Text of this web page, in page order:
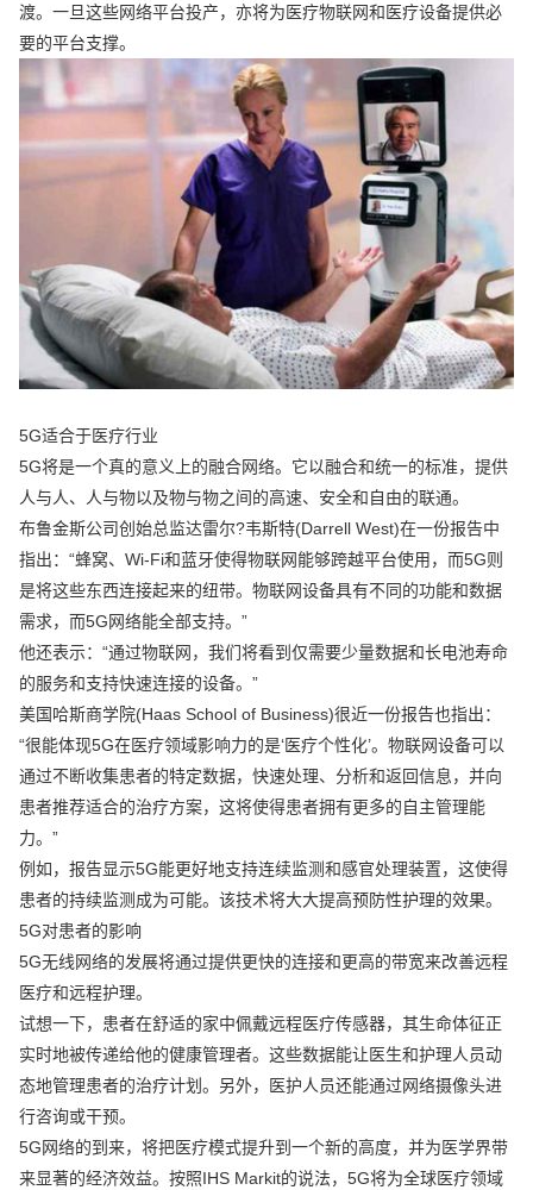
渡。一旦这些网络平台投产，亦将为医疗物联网和医疗设备提供必
要的平台支撑。
5G适合于医疗行业
5G将是一个真的意义上的融合网络。它以融合和统一的标准，提供
人与人、人与物以及物与物之间的高速、安全和自由的联通。
布鲁金斯公司创始总监达雷尔?韦斯特(Darrell West)在一份报告中
指出：“蜂窝、Wi-Fi和蓝牙使得物联网能够跨越平台使用，而5G则
是将这些东西连接起来的纽带。物联网设备具有不同的功能和数据
需求，而5G网络能全部支持。”
他还表示：“通过物联网，我们将看到仅需要少量数据和长电池寿命
的服务和支持快速连接的设备。”
美国哈斯商学院(Haas School of Business)很近一份报告也指出：
“很能体现5G在医疗领域影响力的是‘医疗个性化’。物联网设备可以
通过不断收集患者的特定数据，快速处理、分析和返回信息，并向
患者推荐适合的治疗方案，这将使得患者拥有更多的自主管理能
力。”
例如，报告显示5G能更好地支持连续监测和感官处理装置，这使得
患者的持续监测成为可能。该技术将大大提高预防性护理的效果。
5G对患者的影响
5G无线网络的发展将通过提供更快的连接和更高的带宽来改善远程
医疗和远程护理。
试想一下，患者在舒适的家中佩戴远程医疗传感器，其生命体征正
实时地被传递给他的健康管理者。这些数据能让医生和护理人员动
态地管理患者的治疗计划。另外，医护人员还能通过网络摄像头进
行咨询或干预。
5G网络的到来，将把医疗模式提升到一个新的高度，并为医学界带
来显著的经济效益。按照IHS Markit的说法，5G将为全球医疗领域